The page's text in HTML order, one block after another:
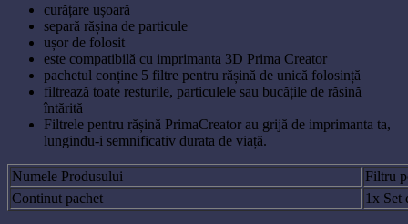
curățare ușoară
separă rășina de particule
ușor de folosit
este compatibilă cu imprimanta 3D Prima Creator
pachetul conține 5 filtre pentru rășină de unică folosință
filtrează toate resturile, particulele sau bucățile de răsină
întărită
Filtrele pentru rășină PrimaCreator au grijă de imprimanta ta,
lungindu-i semnificativ durata de viață.
Numele Produsului
Filtru
Continut pachet
1x Set